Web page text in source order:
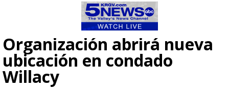
Organización abrirá nueva
ubicación en condado
Willacy